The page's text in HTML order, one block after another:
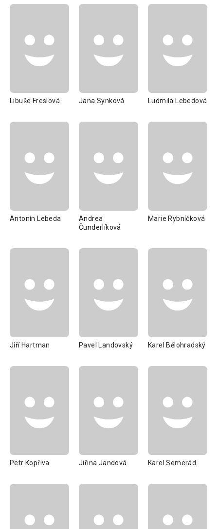
Libuše Freslová Jana Synková Ludmila Lebedová
Antonín Lebeda
Andrea
Čunderlíková
Marie Rybníčková
Jiří Hartman Pavel Landovský Karel Bělohradský
Petr Kopřiva Jiřina Jandová Karel Semerád